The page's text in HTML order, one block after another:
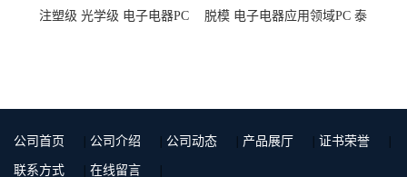
注塑级 光学级 电子电器PC
脱模 电子电器应用领域PC 泰
公司首页 | 公司介绍 | 公司动态 | 产品展厅 | 证书荣誉 |
联系方式 | 在线留言 |